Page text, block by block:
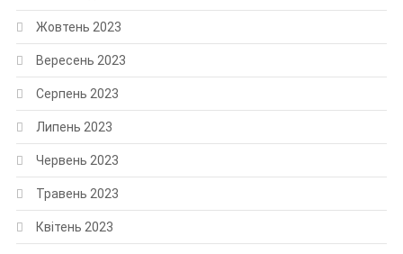
Жовтень 2023
Вересень 2023
Серпень 2023
Липень 2023
Червень 2023
Травень 2023
Квітень 2023